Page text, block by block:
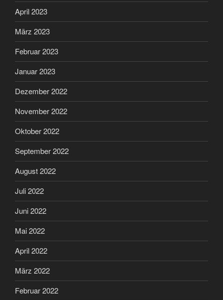
April 2023
März 2023
Februar 2023
Januar 2023
Dezember 2022
November 2022
Oktober 2022
September 2022
August 2022
Juli 2022
Juni 2022
Mai 2022
April 2022
März 2022
Februar 2022